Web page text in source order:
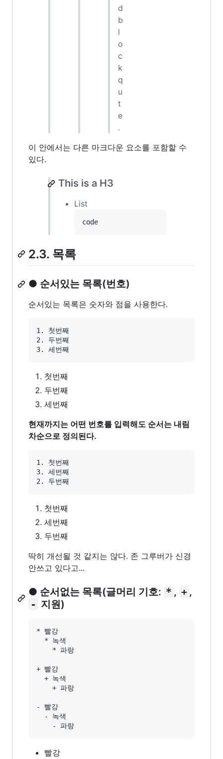
d
b
l
o
c
k
q
u
t
e
.
이 안에서는 다른 마크다운 요소를 포함할 수
있다.
This is a H3
List
2.3. 목록
● 순서있는 목록(번호)
순서있는 목록은 숫자와 점을 사용한다.
1. 첫번째
2. 두번째
첫번째
두번째
세번째
현재까지는 어떤 번호를 입력해도 순서는 내림
차순으로 정의된다.
1. 첫번째
3. 세번째
첫번째
세번째
두번째
딱히 개선될 것 같지는 않다. 존 그루버가 신경
안쓰고 있다고...
● 순서없는 목록(글머리 기호: * , + ,
- 지원)
* 빨강
  * 녹색
    * 파랑
+ 빨강
  + 녹색
    + 파랑
- 빨강
  - 녹색
빨강